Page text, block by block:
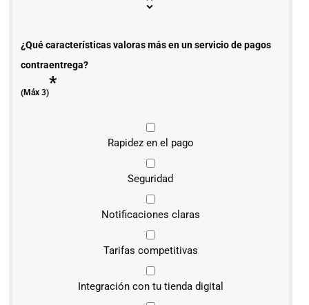
¿Qué características valoras más en un servicio de pagos
contraentrega?
(Máx 3)*
Rapidez en el pago
Seguridad
Notificaciones claras
Tarifas competitivas
Integración con tu tienda digital